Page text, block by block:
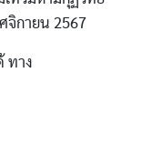
จิกายน 2567
ทาง